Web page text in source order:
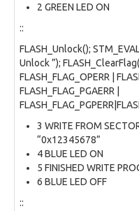
2 GREEN LED ON
::
FLASH_Unlock();
Unlock ”);
FLASH_FLAG_OPERR |
FLASH_FLAG_PGAERR |
3 WRITE FROM
“0x12345678”
4 BLUE LED ON
5 FINISHED WRITE
6 BLUE LED OFF
::